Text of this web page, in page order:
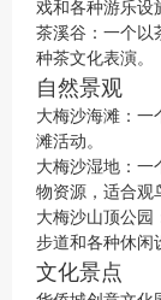
戏和各种游乐设
茶溪谷：一个以
种茶文化表演。
自然景观
大梅沙海滩：
滩活动。
大梅沙湿地：一
物资源，适合观
大梅沙山顶公园
步道和各种休闲
文化景点